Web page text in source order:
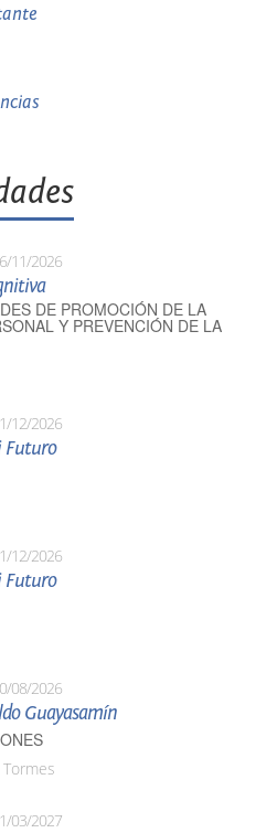
11/2026
DE PROMOCIÓN DE LA
Y PREVENCIÓN DE LA
12/2026
Futuro
12/2026
Futuro
08/2026
Guayasamín
03/2027